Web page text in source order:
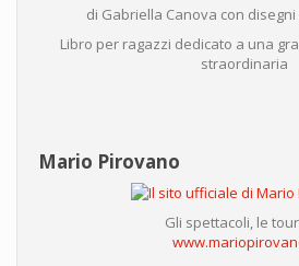
di Gabriella Canova con
Libro per ragazzi dedicato a una
straordinaria
Mario Pirovano
Gli spettacoli, le